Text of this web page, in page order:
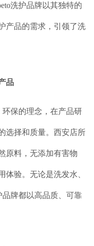
洗护品牌以其独特的
产品的需求，引领了洗
品
环保的理念，在产品研
选择和质量。西安店所
原料，无添加有害物
体验。无论是洗发水、
牌都以高品质、可靠